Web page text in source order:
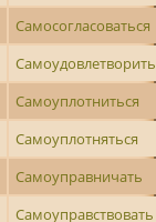
Самосогласоваться
Самоудовлетворить
Самоуплотниться
Самоуплотняться
Самоуправничать
Самоуправствовать